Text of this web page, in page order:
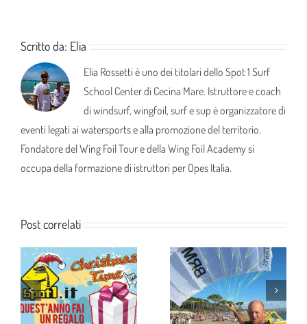
Scritto da: Elia
Elia Rossetti è uno dei titolari dello Spot 1 Surf
School Center di Cecina Mare. Istruttore e coach
di windsurf, wingfoil, surf e sup è organizzatore di
eventi legati ai watersports e alla promozione del territorio.
Fondatore del Wing Foil Tour e della Wing Foil Academy si
occupa della formazione di istruttori per Opes Italia.
Post correlati